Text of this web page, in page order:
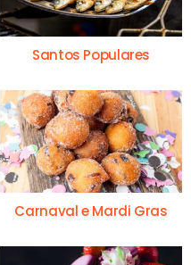
Santos Populares
Carnaval e Mardi Gras